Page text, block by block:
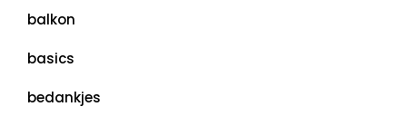
balkon
basics
bedankjes